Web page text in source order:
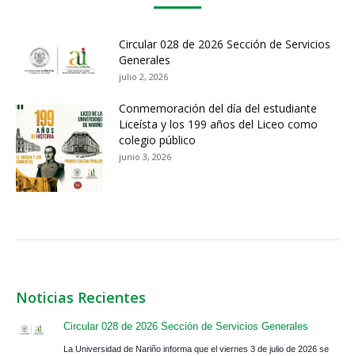
Circular 028 de 2026 Sección de Servicios
Generales
julio 2, 2026
Conmemoración del día del estudiante
Liceísta y los 199 años del Liceo como
colegio público
junio 3, 2026
Noticias Recientes
Circular 028 de 2026 Sección de Servicios Generales
La Universidad de Nariño informa que el viernes 3 de julio de 2026 se